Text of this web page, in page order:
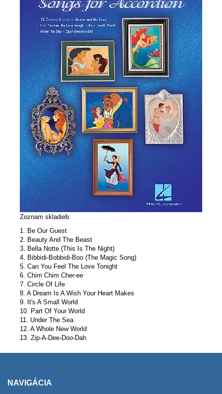
Zoznam skladieb:
1. Be Our Guest
2. Beauty And The Beast
3. Bella Notte (This Is The Night)
4. Bibbidi-Bobbidi-Boo (The Magic Song)
5. Can You Feel The Love Tonight
6. Chim Chim Cher-ee
7. Circle Of Life
8. A Dream Is A Wish Your Heart Makes
9. It's A Small World
10. Part Of Your World
11. Under The Sea
12. A Whole New World
13. Zip-A-Dee-Doo-Dah
NAVIGÁCIA